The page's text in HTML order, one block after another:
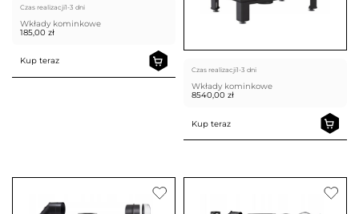
Czas realizacji1-3 dni
Wkłady kominkowe
185,00 zł
Kup teraz
Czas realizacji1-3 dni
Wkłady kominkowe
8540,00 zł
Kup teraz